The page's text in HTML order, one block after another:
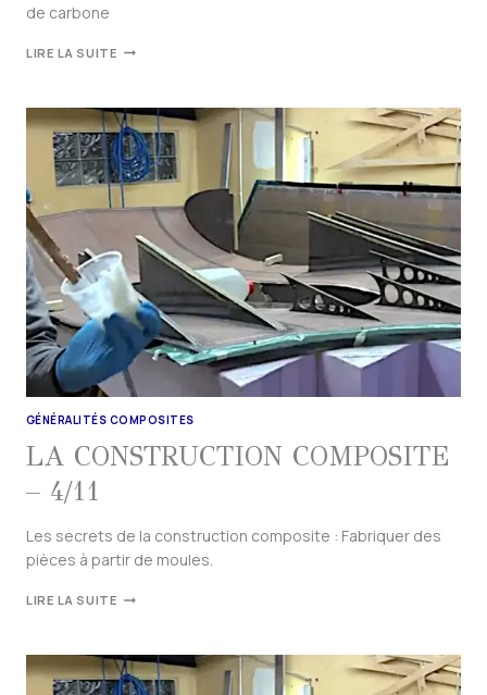
de carbone
LIRE LA SUITE
GÉNÉRALITÉS COMPOSITES
LA CONSTRUCTION COMPOSITE
– 4/11
Les secrets de la construction composite : Fabriquer des
pièces à partir de moules.
LIRE LA SUITE